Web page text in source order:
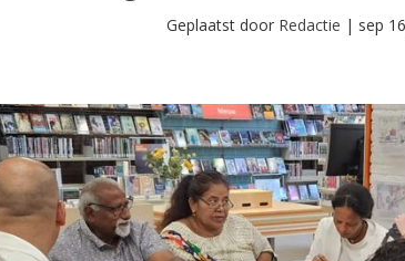
Geplaatst door Redactie | sep